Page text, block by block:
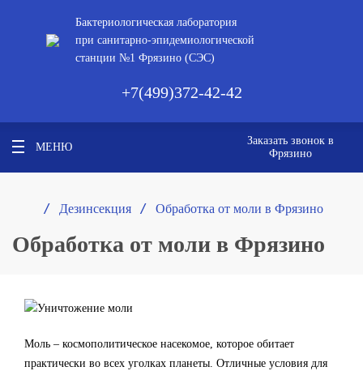
Бактериологическая лаборатория
при санитарно-эпидемиологической
станции №1 Фрязино (СЭС)
+7(499)372-42-42
МЕНЮ
Заказать звонок в
Фрязино
/ Дезинсекция / Обработка от моли в Фрязино
Обработка от моли в Фрязино
Моль – космополитическое насекомое, которое обитает
практически во всех уголках планеты. Отличные условия для